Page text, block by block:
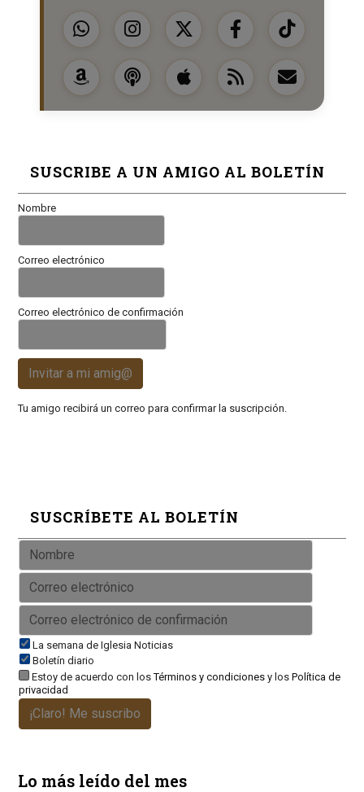
SUSCRIBE A UN AMIGO AL BOLETÍN
Nombre
Correo electrónico
Correo electrónico de confirmación
Invitar a mi amig@
Tu amigo recibirá un correo para confirmar la suscripción.
SUSCRÍBETE AL BOLETÍN
La semana de Iglesia Noticias
Boletín diario
Estoy de acuerdo con losTérminos y condicionesy los Política de
privacidad
¡Claro! Me suscribo
Lo más leído del mes